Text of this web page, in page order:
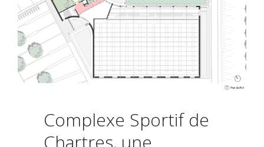
Complexe Sportif de
Chartres, une